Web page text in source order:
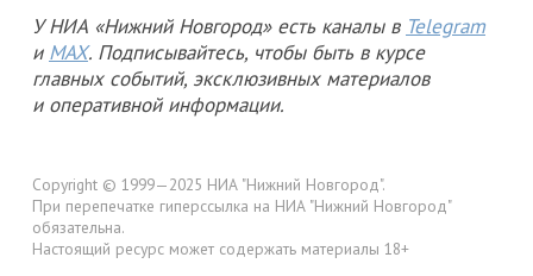
У НИА «Нижний Новгород» есть каналы в Telegram
и MAX. Подписывайтесь, чтобы быть в курсе
главных событий, эксклюзивных материалов
и оперативной информации.
Copyright © 1999—2025 НИА "Нижний Новгород".
При перепечатке гиперссылка на НИА "Нижний Новгород"
обязательна.
Настоящий ресурс может содержать материалы 18+